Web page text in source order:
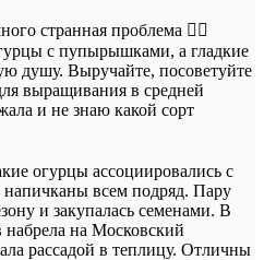
странная проблема 🤦‍♀️
с пупырышками, а гладкие
душу. Выручайте, посоветуйте
выращивания в средней
и не знаю какой сорт
огурцы ассоциировались с
всем подряд. Пару
и закупалась семенами. В
набрела на Московский
рассадой в теплицу. Отличны